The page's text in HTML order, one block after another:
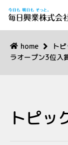
home ト
ラオープン3位入
トピッ